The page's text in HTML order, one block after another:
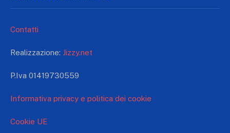
Contatti
Realizzazione: Jizzy.net
P.Iva 01419730559
Informativa privacy e politica dei cookie
Cookie UE